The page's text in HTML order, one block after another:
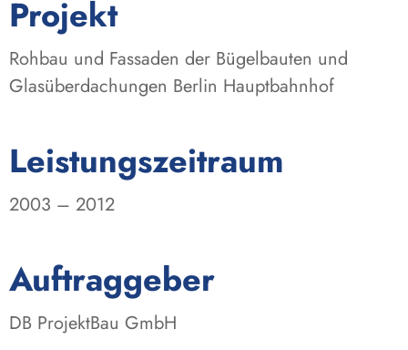
Projekt
Rohbau und Fassaden der Bügelbauten und
Glasüberdachungen Berlin Hauptbahnhof
Leistungszeitraum
2003 – 2012
Auftraggeber
DB ProjektBau GmbH